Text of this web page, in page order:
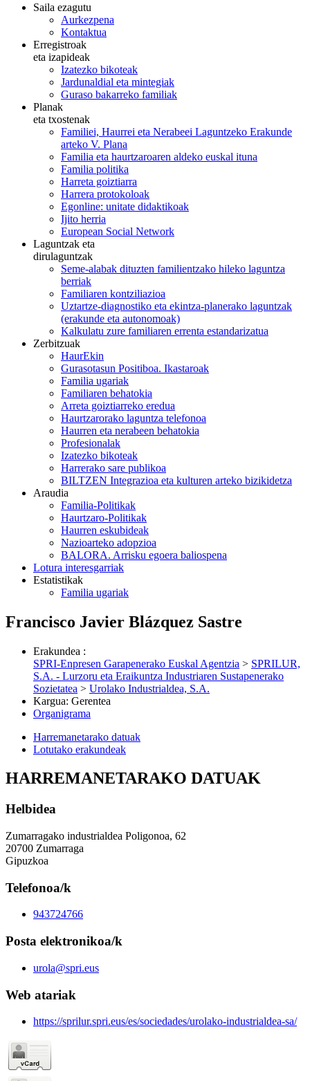
Saila ezagutu
Aurkezpena
Kontaktua
Erregistroak
eta izapideak
Izatezko bikoteak
Jardunaldial eta mintegiak
Guraso bakarreko familiak
Planak
eta txostenak
Familiei, Haurrei eta Nerabeei Laguntzeko Erakunde
arteko V. Plana
Familia eta haurtzaroaren aldeko euskal ituna
Familia politika
Harreta goiztiarra
Harrera protokoloak
Egonline: unitate didaktikoak
Ijito herria
European Social Network
Laguntzak eta
dirulaguntzak
Seme-alabak dituzten familientzako hileko laguntza
berriak
Familiaren kontziliazioa
Uztartze-diagnostiko eta ekintza-planerako laguntzak
(erakunde eta autonomoak)
Kalkulatu zure familiaren errenta estandarizatua
Zerbitzuak
HaurEkin
Gurasotasun Positiboa. Ikastaroak
Familia ugariak
Familiaren behatokia
Arreta goiztiarreko eredua
Haurtzarorako laguntza telefonoa
Haurren eta nerabeen behatokia
Profesionalak
Izatezko bikoteak
Harrerako sare publikoa
BILTZEN Integrazioa eta kulturen arteko bizikidetza
Araudia
Familia-Politikak
Haurtzaro-Politikak
Haurren eskubideak
Nazioarteko adopzioa
BALORA. Arrisku egoera baliospena
Lotura interesgarriak
Estatistikak
Familia ugariak
Francisco Javier Blázquez Sastre
Erakundea :
SPRI-Enpresen Garapenerako Euskal Agentzia > SPRILUR,
S.A. - Lurzoru eta Eraikuntza Industriaren Sustapenerako
Sozietatea > Urolako Industrialdea, S.A.
Kargua: Gerentea
Organigrama
Harremanetarako datuak
Lotutako erakundeak
HARREMANETARAKO DATUAK
Helbidea
Zumarragako industrialdea Poligonoa, 62
20700 Zumarraga
Gipuzkoa
Telefonoa/k
943724766
Posta elektronikoa/k
urola@spri.eus
Web atariak
https://sprilur.spri.eus/es/sociedades/urolako-industrialdea-sa/